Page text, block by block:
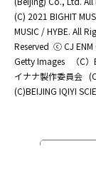
(C) 2021 BIGHIT
MUSIC / HYBE. All
Reserved ⓒ CJ ENM
Getty Images
（C
イナナ製作委員会
(C)BEIJING IQIYI